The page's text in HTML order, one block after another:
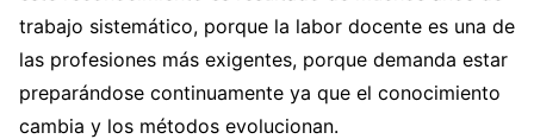
trabajo sistemático, porque la labor docente es una de
las profesiones más exigentes, porque demanda estar
preparándose continuamente ya que el conocimiento
cambia y los métodos evolucionan.